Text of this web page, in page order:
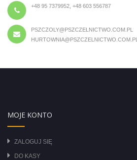
+48 95 7379952, +48 603 556787
PSZCZOLY@PSZCZELNICTWO.COM.PL
HURTOWNIA@PSZCZELNICTWO.COM.PL
MOJE KONTO
ZALOGUJ SIĘ
DO KASY